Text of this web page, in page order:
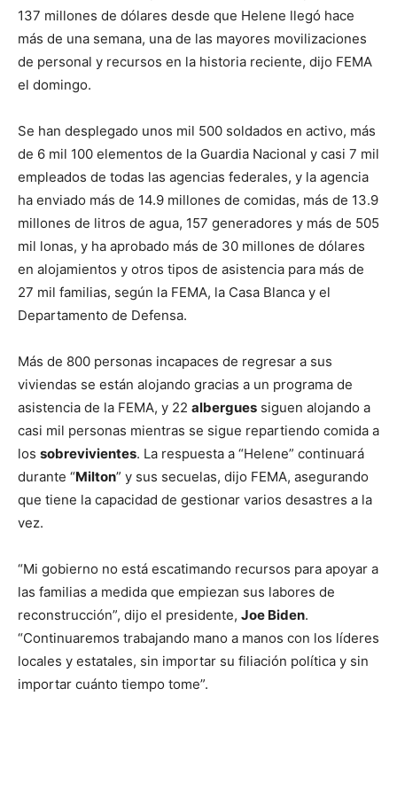
137 millones de dólares desde que Helene llegó hace
más de una semana, una de las mayores movilizaciones
de personal y recursos en la historia reciente, dijo FEMA
el domingo.
Se han desplegado unos mil 500 soldados en activo, más
de 6 mil 100 elementos de la Guardia Nacional y casi 7 mil
empleados de todas las agencias federales, y la agencia
ha enviado más de 14.9 millones de comidas, más de 13.9
millones de litros de agua, 157 generadores y más de 505
mil lonas, y ha aprobado más de 30 millones de dólares
en alojamientos y otros tipos de asistencia para más de
27 mil familias, según la FEMA, la Casa Blanca y el
Departamento de Defensa.
Más de 800 personas incapaces de regresar a sus
viviendas se están alojando gracias a un programa de
asistencia de la FEMA, y 22 albergues siguen alojando a
casi mil personas mientras se sigue repartiendo comida a
los sobrevivientes. La respuesta a “Helene” continuará
durante “Milton” y sus secuelas, dijo FEMA, asegurando
que tiene la capacidad de gestionar varios desastres a la
vez.
“Mi gobierno no está escatimando recursos para apoyar a
las familias a medida que empiezan sus labores de
reconstrucción”, dijo el presidente, Joe Biden.
“Continuaremos trabajando mano a manos con los líderes
locales y estatales, sin importar su filiación política y sin
importar cuánto tiempo tome”.